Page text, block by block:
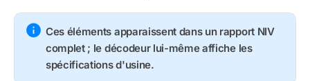
Ces éléments apparaissent dans un rapport NIV
complet ; le décodeur lui-même affiche les
spécifications d'usine.